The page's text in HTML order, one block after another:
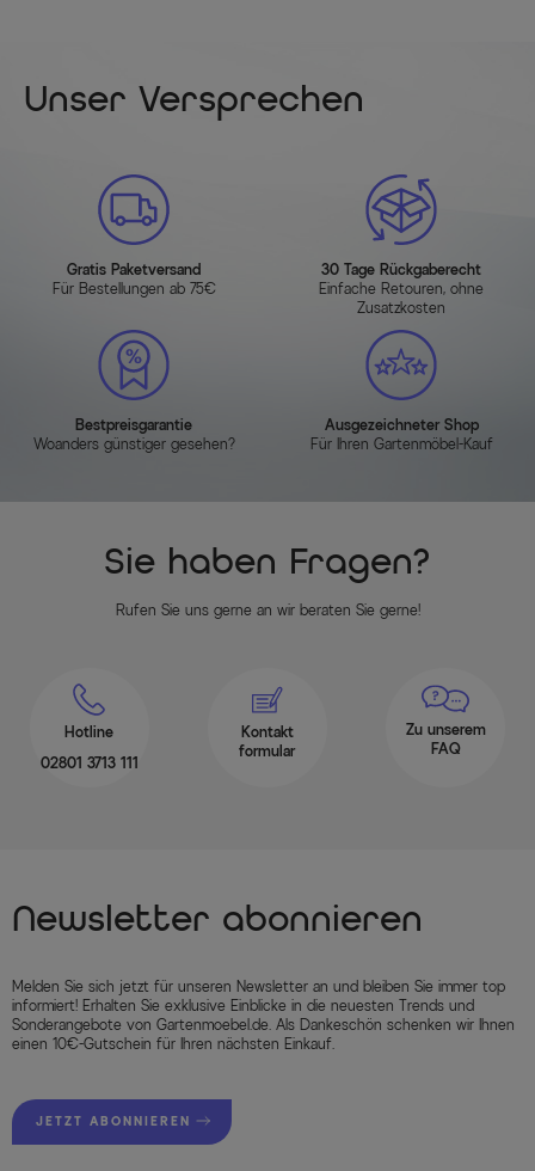
Unser Versprechen
Gratis Paketversand
Für Bestellungen ab 75€
30 Tage Rückgaberecht
Einfache Retouren, ohne
Zusatzkosten
Bestpreisgarantie
Woanders günstiger gesehen?
Ausgezeichneter Shop
Für Ihren Gartenmöbel-Kauf
Sie haben Fragen?
Rufen Sie uns gerne an wir beraten Sie gerne!
Hotline
02801 3713 111
Kontakt
formular
Zu unserem
FAQ
Newsletter abonnieren
Melden Sie sich jetzt für unseren Newsletter an und bleiben Sie immer top
informiert! Erhalten Sie exklusive Einblicke in die neuesten Trends und
Sonderangebote von Gartenmoebel.de. Als Dankeschön schenken wir Ihnen
einen 10€-Gutschein für Ihren nächsten Einkauf.
JETZT ABONNIEREN